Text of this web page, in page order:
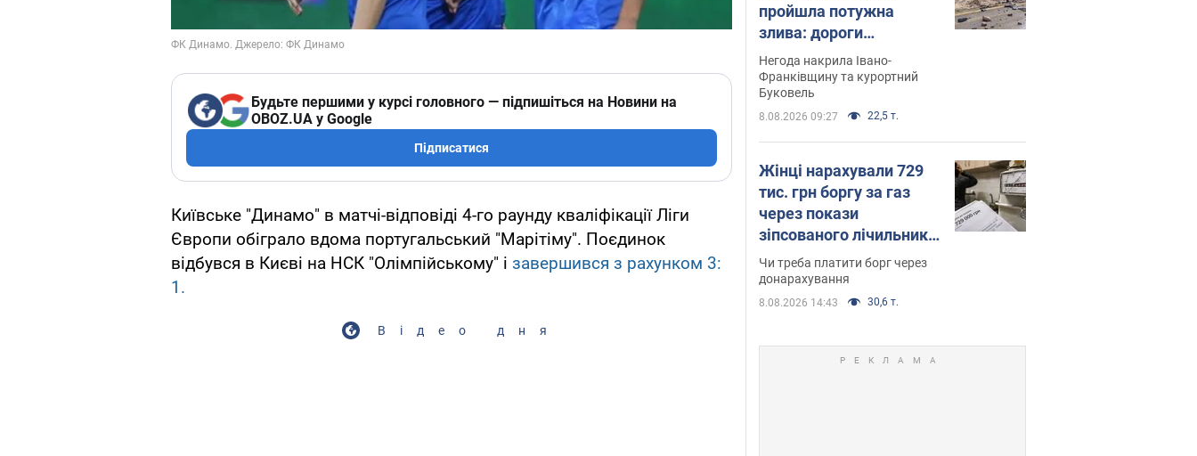
Будьте першими у курсі головного — підпишіться на Новини на
OBOZ.UA у Google
Підписатися
Київське "Динамо" в матчі-відповіді 4-го раунду кваліфікації Ліги
Європи обіграло вдома португальський "Марітіму". Поєдинок
відбувся в Києві на НСК "Олімпійському" і завершився з рахунком 3:
1.
Відео дня
пройшла потужна
злива: дороги
перетворились на
річки. Відео
Негода накрила Івано-
Франківщину та курортний
Буковель
8.08.2026 09:27 22,5 т.
Жінці нарахували 729
тис. грн боргу за газ
через покази
зіпсованого лічильника:
суддя ухвалив
неочікуване рішення
Чи треба платити борг через
донарахування
8.08.2026 14:43 30,6 т.